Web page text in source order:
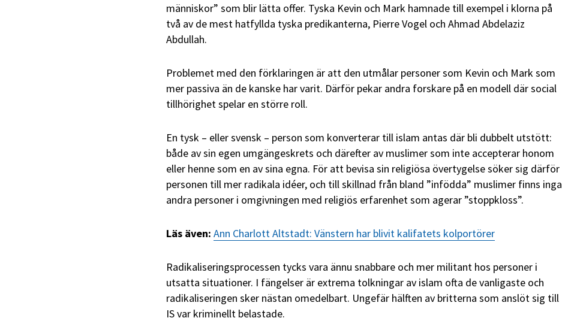
människor” som blir lätta offer. Tyska Kevin och Mark hamnade till exempel i klorna på
två av de mest hatfyllda tyska predikanterna, Pierre Vogel och Ahmad Abdelaziz
Abdullah.
Problemet med den förklaringen är att den utmålar personer som Kevin och Mark som
mer passiva än de kanske har varit. Därför pekar andra forskare på en modell där social
tillhörighet spelar en större roll.
En tysk – eller svensk – person som konverterar till islam antas där bli dubbelt utstött:
både av sin egen umgängeskrets och därefter av muslimer som inte accepterar honom
eller henne som en av sina egna. För att bevisa sin religiösa övertygelse söker sig därför
personen till mer radikala idéer, och till skillnad från bland ”infödda” muslimer finns inga
andra personer i omgivningen med religiös erfarenhet som agerar ”stoppkloss”.
Läs även: Ann Charlott Altstadt: Vänstern har blivit kalifatets kolportörer
Radikaliseringsprocessen tycks vara ännu snabbare och mer militant hos personer i
utsatta situationer. I fängelser är extrema tolkningar av islam ofta de vanligaste och
radikaliseringen sker nästan omedelbart. Ungefär hälften av britterna som anslöt sig till
IS var kriminellt belastade.